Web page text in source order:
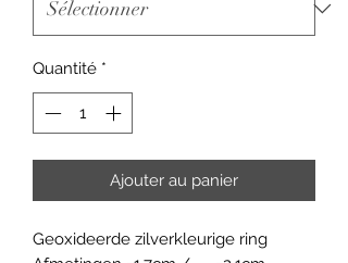
Quantité *
Ajouter au panier
Geoxideerde zilverkleurige ring